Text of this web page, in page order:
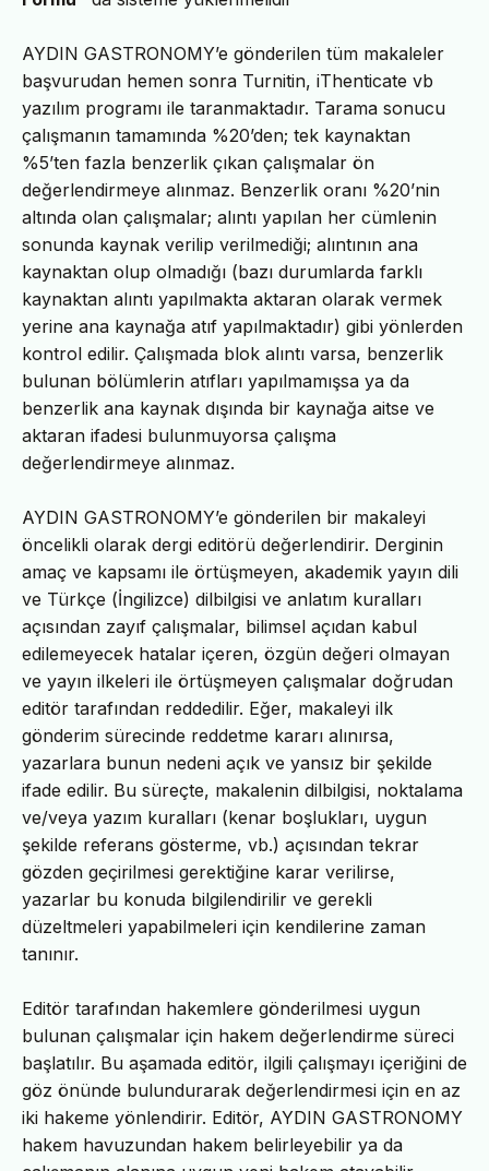
AYDIN GASTRONOMY’e gönderilen tüm makaleler
başvurudan hemen sonra Turnitin, iThenticate vb
yazılım programı ile taranmaktadır. Tarama sonucu
çalışmanın tamamında %20’den; tek kaynaktan
%5’ten fazla benzerlik çıkan çalışmalar ön
değerlendirmeye alınmaz. Benzerlik oranı %20’nin
altında olan çalışmalar; alıntı yapılan her cümlenin
sonunda kaynak verilip verilmediği; alıntının ana
kaynaktan olup olmadığı (bazı durumlarda farklı
kaynaktan alıntı yapılmakta aktaran olarak vermek
yerine ana kaynağa atıf yapılmaktadır) gibi yönlerden
kontrol edilir. Çalışmada blok alıntı varsa, benzerlik
bulunan bölümlerin atıfları yapılmamışsa ya da
benzerlik ana kaynak dışında bir kaynağa aitse ve
aktaran ifadesi bulunmuyorsa çalışma
değerlendirmeye alınmaz.
AYDIN GASTRONOMY’e gönderilen bir makaleyi
öncelikli olarak dergi editörü değerlendirir. Derginin
amaç ve kapsamı ile örtüşmeyen, akademik yayın dili
ve Türkçe (İngilizce) dilbilgisi ve anlatım kuralları
açısından zayıf çalışmalar, bilimsel açıdan kabul
edilemeyecek hatalar içeren, özgün değeri olmayan
ve yayın ilkeleri ile örtüşmeyen çalışmalar doğrudan
editör tarafından reddedilir. Eğer, makaleyi ilk
gönderim sürecinde reddetme kararı alınırsa,
yazarlara bunun nedeni açık ve yansız bir şekilde
ifade edilir. Bu süreçte, makalenin dilbilgisi, noktalama
ve/veya yazım kuralları (kenar boşlukları, uygun
şekilde referans gösterme, vb.) açısından tekrar
gözden geçirilmesi gerektiğine karar verilirse,
yazarlar bu konuda bilgilendirilir ve gerekli
düzeltmeleri yapabilmeleri için kendilerine zaman
tanınır.
Editör tarafından hakemlere gönderilmesi uygun
bulunan çalışmalar için hakem değerlendirme süreci
başlatılır. Bu aşamada editör, ilgili çalışmayı içeriğini de
göz önünde bulundurarak değerlendirmesi için en az
iki hakeme yönlendirir. Editör, AYDIN GASTRONOMY
hakem havuzundan hakem belirleyebilir ya da